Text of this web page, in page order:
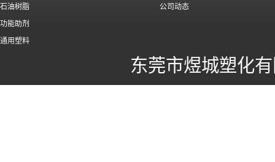
石油树脂
功能助剂
通用塑料
公司动态
东莞市煜城塑化